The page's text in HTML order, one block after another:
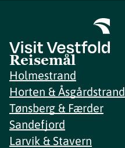
Reisemål
Holmestrand
Horten & Åsgårdstrand
Tønsberg & Færder
Sandefjord
Larvik & Stavern